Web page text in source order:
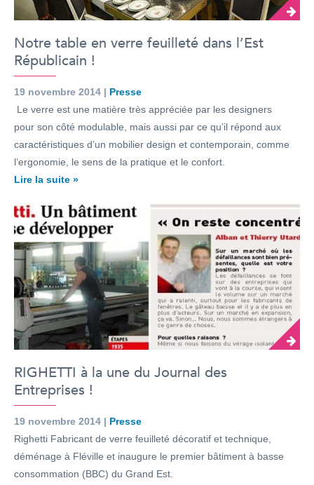
Notre table en verre feuilleté dans l’Est
Républicain !
19 novembre 2014 | Presse
Le verre est une matière très appréciée par les designers
pour son côté modulable, mais aussi par ce qu’il répond aux
caractéristiques d’un mobilier design et contemporain, comme
l’ergonomie, le sens de la pratique et le confort.
Lire la suite »
RIGHETTI à la une du Journal des
Entreprises !
19 novembre 2014 | Presse
Righetti Fabricant de verre feuilleté décoratif et technique,
déménage à Fléville et inaugure le premier bâtiment à basse
consommation (BBC) du Grand Est.